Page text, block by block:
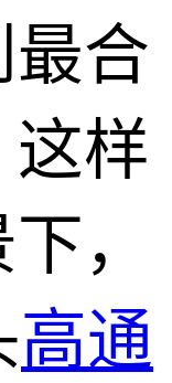
合
样
，
高通